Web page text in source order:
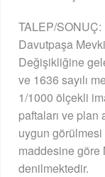
TALEP/
Davutpaşa
Değişikliğine
ve 1636 sayılı
1/1000 ölçekli
paftaları ve plan
uygun görülmesi
maddesine göre
denilmektedir.